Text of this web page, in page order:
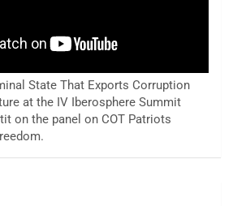
State That Exports Corruption
at the IV Iberosphere Summit
on the panel on COT Patriots